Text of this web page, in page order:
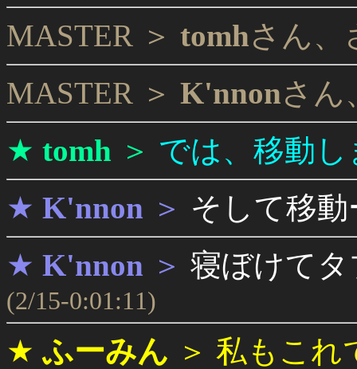
MASTER ＞ tomhさん、
MASTER ＞ K'nnonさん
★ tomh ＞ では、移動
★ K'nnon ＞ そして移動
★ K'nnon ＞ 寝ぼけて
(2/15-0:01:11)
★ふーみん ＞ 私もこれ